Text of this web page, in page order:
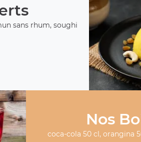
sans rhum, soughi
Nos
coca-cola 50 cl, orangina